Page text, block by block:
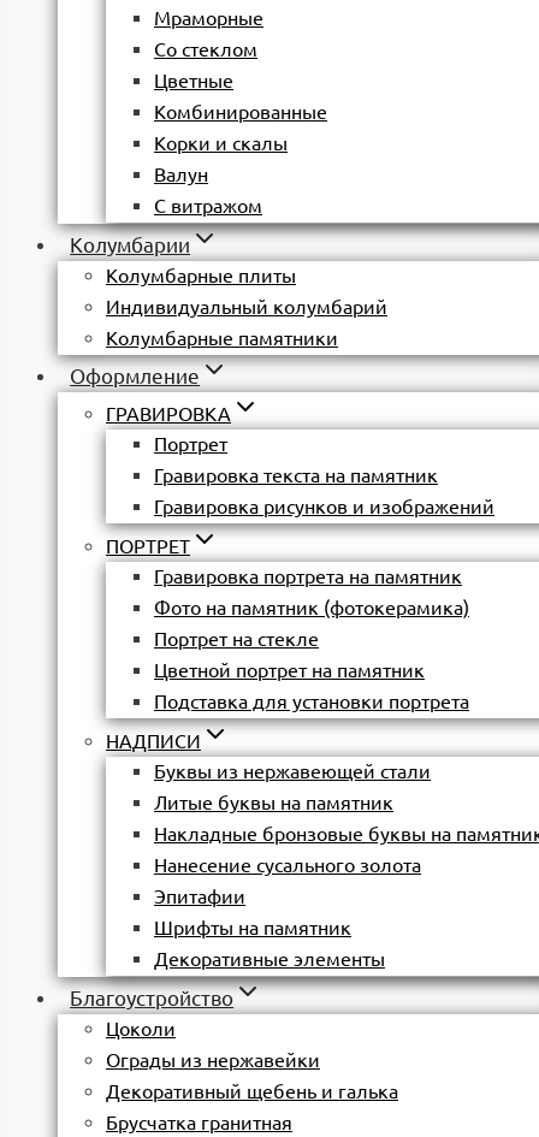
Мраморные
Со стеклом
Цветные
Комбинированные
Корки и скалы
Валун
С витражом
Колумбарии
Колумбарные плиты
Индивидуальный колумбарий
Колумбарные памятники
Оформление
ГРАВИРОВКА
Портрет
Гравировка текста на памятник
Гравировка рисунков и изображений
ПОРТРЕТ
Гравировка портрета на памятник
Фото на памятник (фотокерамика)
Портрет на стекле
Цветной портрет на памятник
Подставка для установки портрета
НАДПИСИ
Буквы из нержавеющей стали
Литые буквы на памятник
Накладные бронзовые буквы на
Нанесение сусального золота
Эпитафии
Шрифты на памятник
Декоративные элементы
Благоустройство
Цоколи
Ограды из нержавейки
Декоративный щебень и галька
Брусчатка гранитная